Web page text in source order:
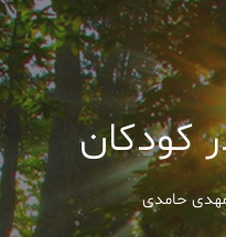
کودکان
حامدی